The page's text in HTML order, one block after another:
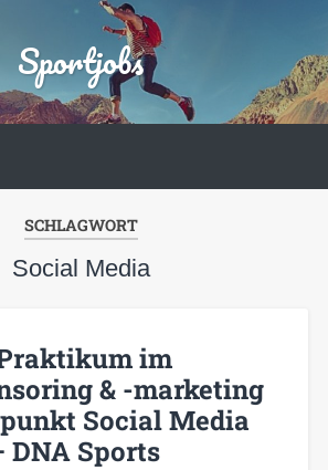
Sportjobs
SCHLAGWORT
Social Media
im
& -marketing
Social Media
Sports